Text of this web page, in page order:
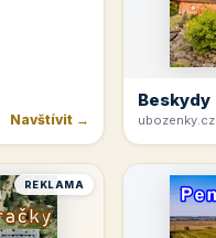
Navštívit →
Beskydy
ubozenky.cz
REKLAMA